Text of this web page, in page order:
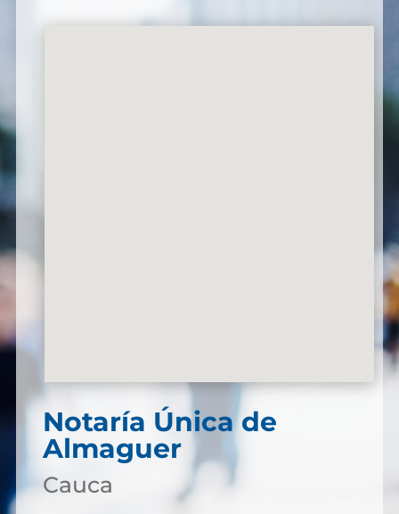
Notaría Única de
Almaguer
Cauca